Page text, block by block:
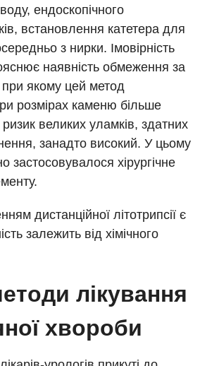
томографія
станів
терапії
інфаркту
здоров’я 40+
ендоскопічного
встановлення катетера для
з нирки. Імовірність
наявність обмеження за
якому цей метод
розмірах каменю більше
великих уламків, здатних
занадто високий. У цьому
застосовувалося хірургічне
дистанційної літотрипсії є
залежить від хімічного
лікування
хвороби